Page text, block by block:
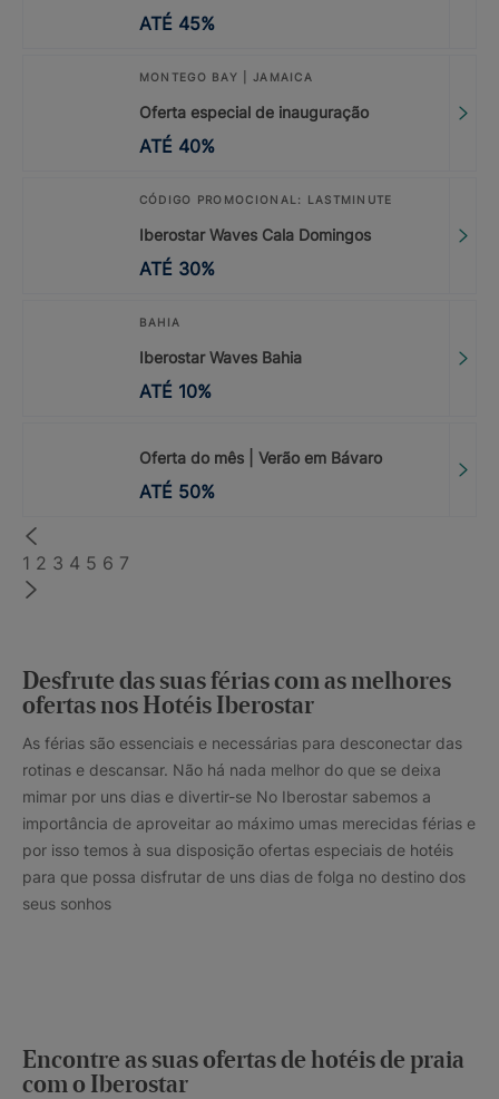
ATÉ 45%
MONTEGO BAY | JAMAICA
Oferta especial de inauguração
ATÉ 40%
CÓDIGO PROMOCIONAL: LASTMINUTE
Iberostar Waves Cala Domingos
ATÉ 30%
BAHIA
Iberostar Waves Bahia
ATÉ 10%
Oferta do mês | Verão em Bávaro
ATÉ 50%
1 2 3 4 5 6 7
Desfrute das suas férias com as melhores
ofertas nos Hotéis Iberostar
As férias são essenciais e necessárias para desconectar das
rotinas e descansar. Não há nada melhor do que se deixa
mimar por uns dias e divertir-se No Iberostar sabemos a
importância de aproveitar ao máximo umas merecidas férias e
por isso temos à sua disposição ofertas especiais de hotéis
para que possa disfrutar de uns dias de folga no destino dos
seus sonhos
Encontre as suas ofertas de hotéis de praia
com o Iberostar